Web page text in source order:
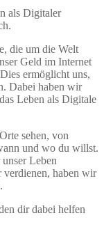
als Digitaler
die um die Welt
Geld im Internet
ermöglicht uns,
Dabei haben wir
Leben als Digitale
sehen, von
und wo du willst.
Leben
haben wir
dir dabei helfen